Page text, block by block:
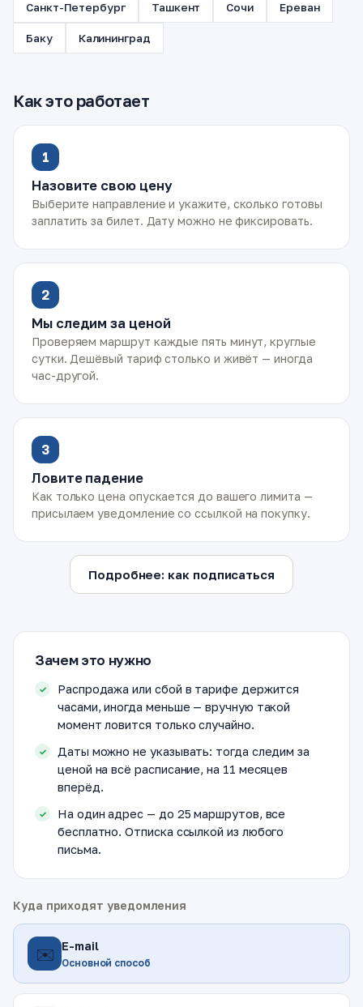
Санкт-Петербург Ташкент Сочи Ереван
Баку Калининград
Как это работает
1
Назовите свою цену
Выберите направление и укажите, сколько готовы
заплатить за билет. Дату можно не фиксировать.
2
Мы следим за ценой
Проверяем маршрут каждые пять минут, круглые
сутки. Дешёвый тариф столько и живёт — иногда
час-другой.
3
Ловите падение
Как только цена опускается до вашего лимита —
присылаем уведомление со ссылкой на покупку.
Подробнее: как подписаться
Зачем это нужно
Распродажа или сбой в тарифе держится
часами, иногда меньше — вручную такой
момент ловится только случайно.
Даты можно не указывать: тогда следим за
ценой на всё расписание, на 11 месяцев
вперёд.
На один адрес — до 25 маршрутов, все
бесплатно. Отписка ссылкой из любого
письма.
Куда приходят уведомления
✉️ E-mail
Основной способ